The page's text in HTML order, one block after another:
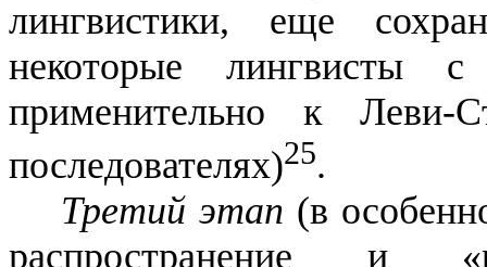
лингвисти­ки, еще
некоторые лингвисты
применительно к Леви-
последователях)25.
Третий этап (в
рас­пространение и